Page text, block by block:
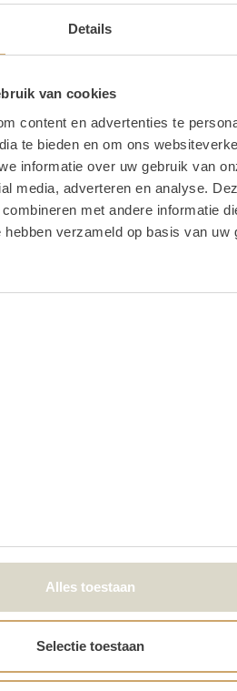
Details
van cookies
content en advertenties te
te bieden en om ons
informatie over uw gebruik van
media, adverteren en analyse.
met andere informatie
verzameld op basis van uw
Alles toestaan
Selectie toestaan
vragen over het huren bij
en kan gebruikssporen bevatten zoals krassen, deuken